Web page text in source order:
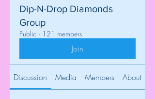
Dip-N-Drop Diamonds
Group
Public · 121 members
Join
Discussion Media Members About